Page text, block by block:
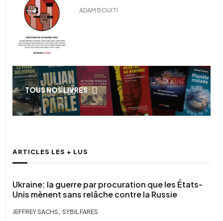
ADAM BOUITI
TOUS NOS LIVRES
ARTICLES LES + LUS
Ukraine: la guerre par procuration que les États-
Unis mènent sans relâche contre la Russie
JEFFREY SACHS , SYBIL FARES